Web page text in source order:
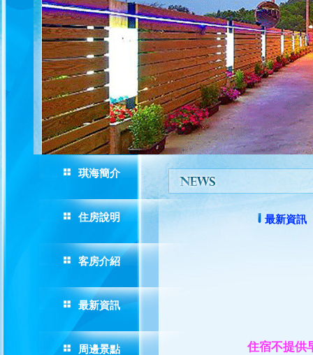
琪海簡介
住房說明
客房介紹
最新資訊
周邊景點
最新資訊
住宿不提供